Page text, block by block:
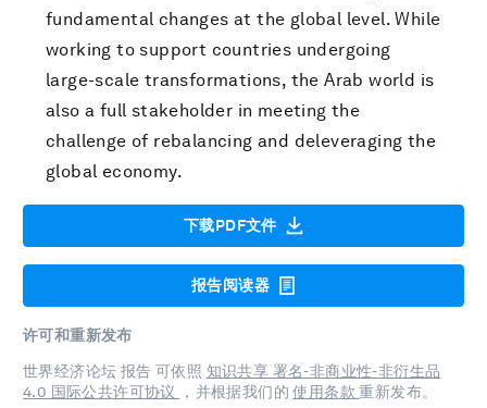
fundamental changes at the global level. While
working to support countries undergoing
large-scale transformations, the Arab world is
also a full stakeholder in meeting the
challenge of rebalancing and deleveraging the
global economy.
下载PDF文件
报告阅读器
许可和重新发布
世界经济论坛 报告 可依照 知识共享 署名-非商业性-非衍生品
4.0 国际公共许可协议
，并根据我们的使用条款重新发布。